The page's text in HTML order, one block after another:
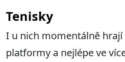
Tenisky
I u nich momentálně
platformy a nejlépe ve